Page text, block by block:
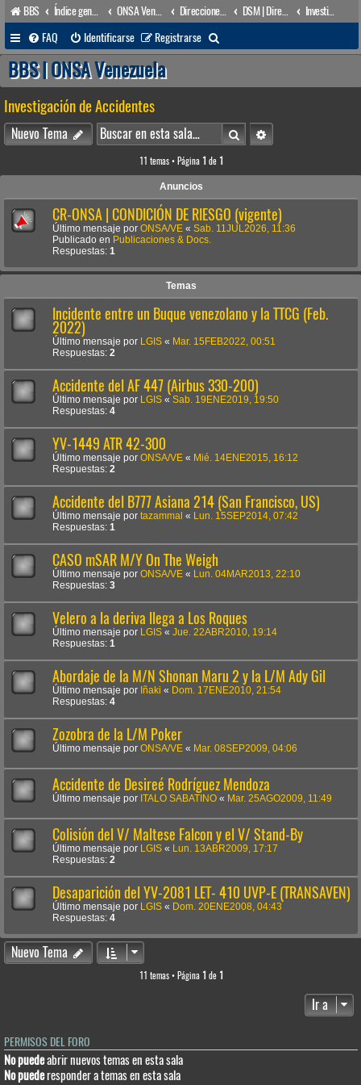
BBS Índice general ONSA Venezuela (acceso público) Direcciones Administrativas DSM | Dirección de Seguridad Marítima
Investigación de Accidentes
FAQ
Identificarse Registrarse
u
a
r
BBS | ONSA Venezuela
Investigación de Accidentes
Nuevo Tema BuscarBúsqueda avanzada
11 temas • Página 1 de 1
Anuncios
CR-ONSA | CONDICIÓN DE RIESGO (vigente)
Último mensaje por ONSA/VE « Sab. 11JUL2026, 11:36
Publicado en Publicaciones & Docs.
Respuestas: 1
Temas
Incidente entre un Buque venezolano y la TTCG (Feb.
2022)
Último mensaje por LGIS « Mar. 15FEB2022, 00:51
Respuestas: 2
Accidente del AF 447 (Airbus 330-200)
Último mensaje por LGIS « Sab. 19ENE2019, 19:50
Respuestas: 4
YV-1449 ATR 42-300
Último mensaje por ONSA/VE « Mié. 14ENE2015, 16:12
Respuestas: 2
Accidente del B777 Asiana 214 (San Francisco, US)
Último mensaje por tazammal «
Lun. 15SEP2014, 07:42
Respuestas: 1
CASO mSAR M/Y On The Weigh
Último mensaje por ONSA/VE «
Lun. 04MAR2013, 22:10
Respuestas: 3
Velero a la deriva llega a Los Roques
Último mensaje por LGIS « Jue. 22ABR2010, 19:14
Respuestas: 1
Abordaje de la M/N Shonan Maru 2 y la L/M Ady Gil
Último mensaje por Iñaki « Dom. 17ENE2010, 21:54
Respuestas: 4
Zozobra de la L/M Poker
Último mensaje por ONSA/VE « Mar. 08SEP2009, 04:06
Accidente de Desireé Rodríguez Mendoza
Último mensaje por ITALO SABATINO « Mar. 25AGO2009, 11:49
Colisión del V/ Maltese Falcon y el V/ Stand-By
Último mensaje por LGIS «
Lun. 13ABR2009, 17:17
Respuestas: 2
Desaparición del YV-2081 LET- 410 UVP-E (TRANSAVEN)
Último mensaje por LGIS « Dom. 20ENE2008, 04:43
Respuestas: 4
Nuevo Tema
11 temas • Página 1 de 1
Ir a
PERMISOS DEL FORO
No puedeabrir nuevos temas en esta sala
No puederesponder a temas en esta sala